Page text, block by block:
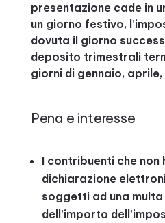
presentazione cade in
un giorno festivo,
dovuta il giorno
deposito trimestrali
giorni di gennaio,
Pena e interesse
I contribuenti che
dichiarazione
soggetti ad una
dell’importo